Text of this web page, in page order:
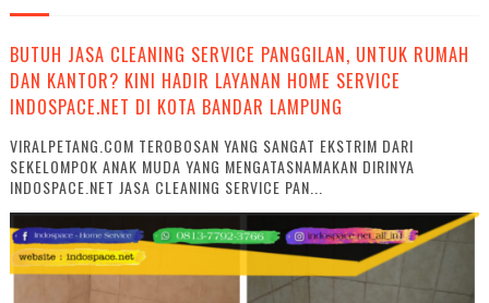
BUTUH JASA CLEANING SERVICE PANGGILAN, UNTUK RUMAH
DAN KANTOR? KINI HADIR LAYANAN HOME SERVICE
INDOSPACE.NET DI KOTA BANDAR LAMPUNG
VIRALPETANG.COM TEROBOSAN YANG SANGAT EKSTRIM DARI
SEKELOMPOK ANAK MUDA YANG MENGATASNAMAKAN DIRINYA
INDOSPACE.NET JASA CLEANING SERVICE PAN...